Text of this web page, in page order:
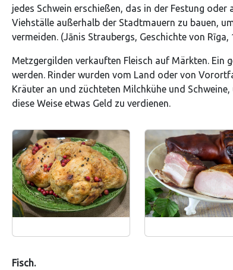
jedes Schwein erschießen, das in der Festung
Viehställe außerhalb der Stadtmauern zu bauen,
vermeiden. (Jānis Straubergs, Geschichte von Rīga,
Metzgergilden verkauften Fleisch auf Märkten. Ein
werden. Rinder wurden vom Land oder von
Kräuter an und züchteten Milchkühe und
diese Weise etwas Geld zu verdienen.
Fisch.